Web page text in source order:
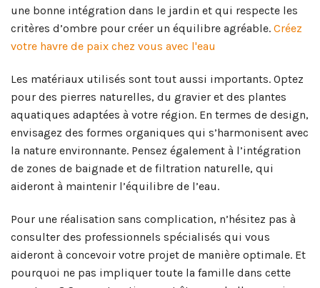
une bonne intégration dans le jardin et qui respecte les
critères d’ombre pour créer un équilibre agréable. Créez
votre havre de paix chez vous avec l'eau
Les matériaux utilisés sont tout aussi importants. Optez
pour des pierres naturelles, du gravier et des plantes
aquatiques adaptées à votre région. En termes de design,
envisagez des formes organiques qui s’harmonisent avec
la nature environnante. Pensez également à l’intégration
de zones de baignade et de filtration naturelle, qui
aideront à maintenir l’équilibre de l’eau.
Pour une réalisation sans complication, n’hésitez pas à
consulter des professionnels spécialisés qui vous
aideront à concevoir votre projet de manière optimale. Et
pourquoi ne pas impliquer toute la famille dans cette